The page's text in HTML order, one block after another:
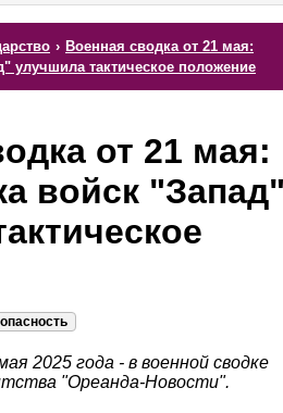
› Военная сводка от 21 мая:
улучшила тактическое положение
от 21 мая:
войск
2025 года - в военной сводке
"Ореанда-Новости".